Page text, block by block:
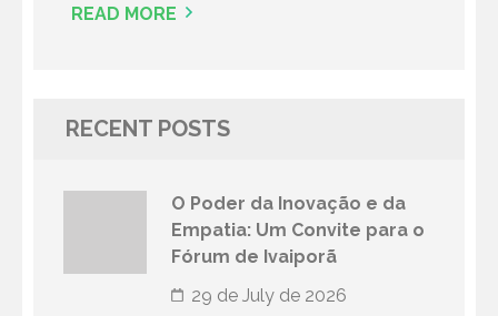
READ MORE
RECENT POSTS
O Poder da Inovação e da
Empatia: Um Convite para o
Fórum de Ivaiporã
29 de July de 2026